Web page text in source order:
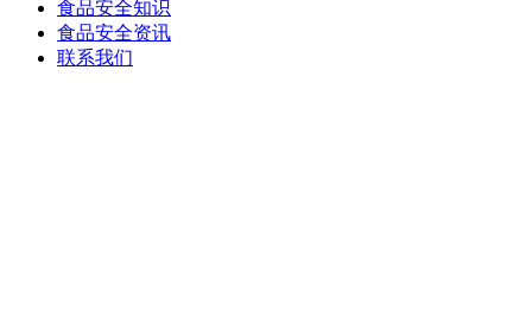
食品安全知识
食品安全资讯
联系我们